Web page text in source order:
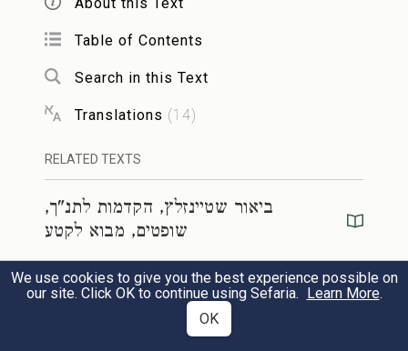
וַיֹּ֤אמֶר אֵלֶ֙יהָ֙ בָּרָ֔ק אִם־תֵּלְכִ֥י עִמִּ֖י וְהָלָ֑כְתִּי
וְאִם־לֹ֥א תֵֽלְכִ֛י עִמִּ֖י לֹ֥א אֵלֵֽךְ׃
תִּֽפְאַרְתְּךָ֗ עַל־הַדֶּ֙רֶךְ֙ אֲשֶׁ֣ר אַתָּ֣ה הוֹלֵ֔ךְ כִּ֣י
בְֽיַד־אִשָּׁ֔ה יִמְכֹּ֥ר יְהֹוָ֖ה אֶת־סִֽיסְרָ֑א וַתָּ֧קׇם
דְּבוֹרָ֛ה וַתֵּ֥לֶךְ עִם־בָּרָ֖ק קֶֽדְשָׁה׃
וַיַּזְעֵ֨ק בָּרָ֜ק אֶת־זְבוּלֻ֤ן וְאֶת־נַפְתָּלִי֙ קֶ֔דְשָׁה
Table of Contents
Search in this Text
Translations (14)
RELATED TEXTS
ביאור שטיינזלץ, הקדמות לתנ"ך,
שופטים, מבוא לקטע
ביאור שטיינזלץ, הקדמות לתנ"ך,
שופטים, מבוא לקטע
We use cookies to give you the best experience possible on
our site. Click OK to continue using Sefaria. Learn More.
OK